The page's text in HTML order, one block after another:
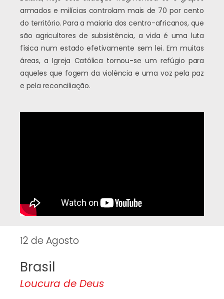
armados e milícias controlam mais de 70 por cento
do território. Para a maioria dos centro-africanos, que
são agricultores de subsistência, a vida é uma luta
física num estado efetivamente sem lei. Em muitas
áreas, a Igreja Católica tornou-se um refúgio para
aqueles que fogem da violência e uma voz pela paz
e pela reconciliação.
12 de Agosto
Brasil
Loucura de Deus